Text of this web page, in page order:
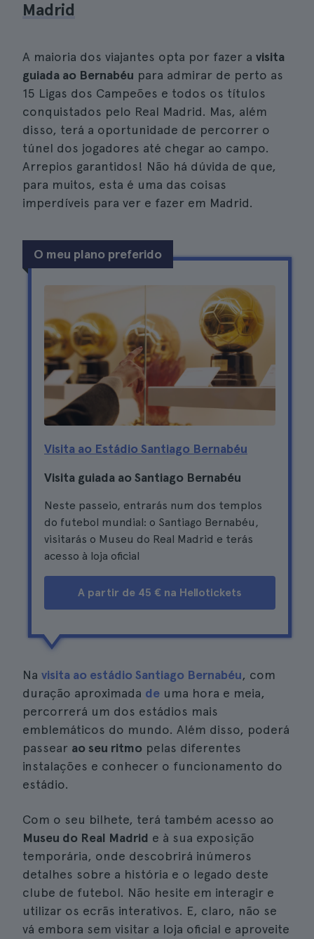
Madrid
A maioria dos viajantes opta por fazer a visita
guiada ao Bernabéu para admirar de perto as
15 Ligas dos Campeões e todos os títulos
conquistados pelo Real Madrid. Mas, além
disso, terá a oportunidade de percorrer o
túnel dos jogadores até chegar ao campo.
Arrepios garantidos! Não há dúvida de que,
para muitos, esta é uma das coisas
imperdíveis para ver e fazer em Madrid.
O meu plano preferido
Visita ao Estádio Santiago Bernabéu
Visita guiada ao Santiago Bernabéu
Neste passeio, entrarás num dos templos
do futebol mundial: o Santiago Bernabéu,
visitarás o Museu do Real Madrid e terás
acesso à loja oficial
A partir de 45 € na Hellotickets
Na visita ao estádio Santiago Bernabéu, com
duração aproximada de uma hora e meia,
percorrerá um dos estádios mais
emblemáticos do mundo. Além disso, poderá
passear ao seu ritmo pelas diferentes
instalações e conhecer o funcionamento do
estádio.
Com o seu bilhete, terá também acesso ao
Museu do Real Madrid e à sua exposição
temporária, onde descobrirá inúmeros
detalhes sobre a história e o legado deste
clube de futebol. Não hesite em interagir e
utilizar os ecrãs interativos. E, claro, não se
vá embora sem visitar a loja oficial e aproveite